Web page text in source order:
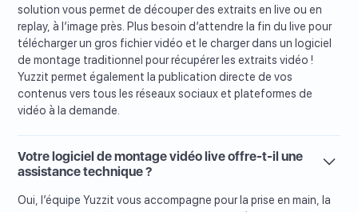
solution vous permet de découper des extraits en live ou en
replay, à l’image près. Plus besoin d’attendre la fin du live pour
télécharger un gros fichier vidéo et le charger dans un logiciel
de montage traditionnel pour récupérer les extraits vidéo !
Yuzzit permet également la publication directe de vos
contenus vers tous les réseaux sociaux et plateformes de
vidéo à la demande.
Votre logiciel de montage vidéo live offre-t-il une
assistance technique ?
Oui, l’équipe Yuzzit vous accompagne pour la prise en main, la